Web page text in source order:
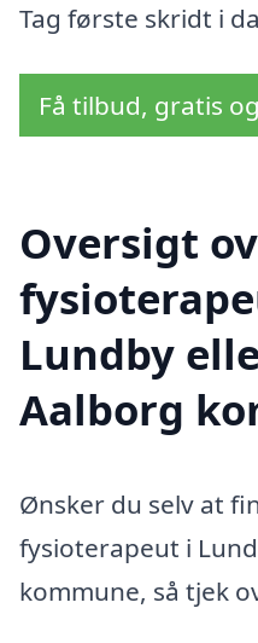
Tag første skridt i
Få tilbud, gratis
Oversigt
Lundby
Aalborg
Ønsker du selv at
fysioterapeut i
kommune, så tjek